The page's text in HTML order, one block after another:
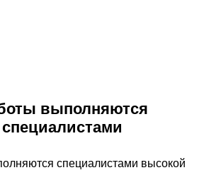
выполняются
специалистами
специалистами высокой